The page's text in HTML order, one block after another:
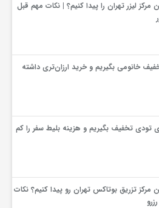
مرکز لیزر تهران را پیدا کنیم؟ | نکات مهم قبل
خانومی بگیریم و خرید ارزان‌تری داشته
تودی تخفیف بگیریم و هزینه بلیط سفر را کم
مرکز تزریق بوتاکس تهران رو پیدا کنیم؟ نکات